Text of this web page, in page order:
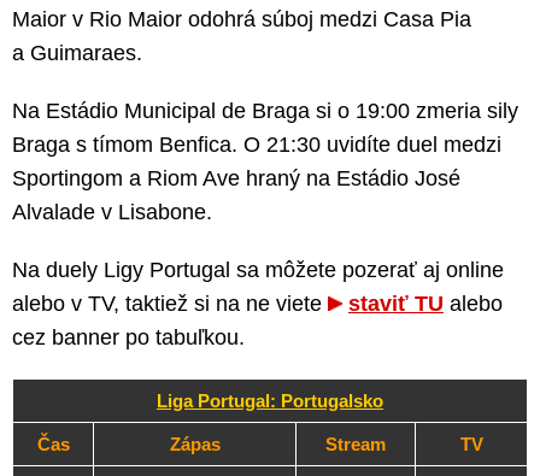
Maior v Rio Maior odohrá súboj medzi Casa Pia
a Guimaraes.
Na Estádio Municipal de Braga si o 19:00 zmeria sily
Braga s tímom Benfica. O 21:30 uvidíte duel medzi
Sportingom a Riom Ave hraný na Estádio José
Alvalade v Lisabone.
Na duely Ligy Portugal sa môžete pozerať aj online
alebo v TV, taktiež si na ne viete
staviť TU alebo
cez banner po tabuľkou.
Liga Portugal: Portugalsko
Čas Zápas Stream TV